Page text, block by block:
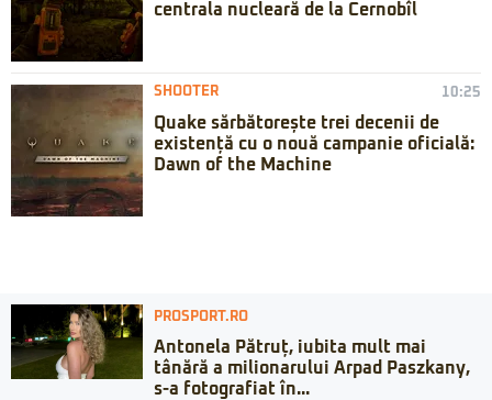
centrala nucleară de la Cernobîl
SHOOTER 10:25
Quake sărbătorește trei decenii de
existență cu o nouă campanie oficială:
Dawn of the Machine
PROSPORT.RO
Antonela Pătruț, iubita mult mai
tânără a milionarului Arpad Paszkany,
s-a fotografiat în...